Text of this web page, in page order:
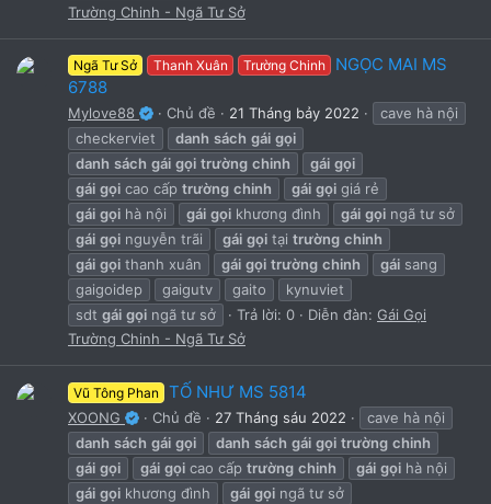
Trường Chinh - Ngã Tư Sở
Ngã Tư Sở Thanh Xuân Trường Chinh
NGỌC MAI MS
6788
Mylove88 Chủ đề 21 Tháng bảy 2022
cave hà nội
checkerviet
danh sách gái gọi
danh sách gái gọi trường chinh gái gọi
gái gọi cao cấp trường chinh gái gọi giá rẻ
gái gọi hà nội gái gọi khương đình gái gọi ngã tư sở
gái gọi nguyễn trãi gái gọi tại trường chinh
gái gọi thanh xuân gái gọi trường chinh gái sang
gaigoidep
gaigutv gaito
kynuviet
sdt gái gọi ngã tư sở Trả lời: 0 Diễn đàn: Gái Gọi
Trường Chinh - Ngã Tư Sở
Vũ Tông Phan TỐ NHƯ MS 5814
XOONG Chủ đề 27 Tháng sáu 2022
cave hà nội
danh sách gái gọi danh sách gái gọi trường chinh
gái gọi gái gọi cao cấp trường chinh gái gọi hà nội
gái gọi khương đình gái gọi ngã tư sở